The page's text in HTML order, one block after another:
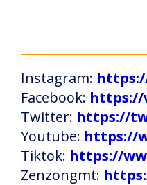
Instagram:
Facebook: https://
Twitter: https://
Youtube: https://
Tiktok: https://
Zenzongmt: